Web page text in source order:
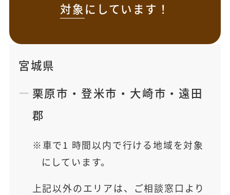
対象にしています！
宮城県
栗原市 ・ 登米市 ・ 大崎市 ・ 遠田
郡
車で1 時間以内で行ける地域を対象
にしています。
上記以外のエリアは、ご相談窓口より